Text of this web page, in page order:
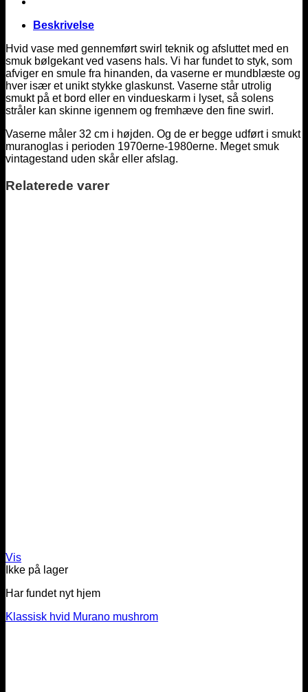
Beskrivelse
Hvid vase med gennemført swirl teknik og afsluttet med en
smuk bølgekant ved vasens hals. Vi har fundet to styk, som
afviger en smule fra hinanden, da vaserne er mundblæste og
hver især et unikt stykke glaskunst. Vaserne står utrolig
smukt på et bord eller en vindueskarm i lyset, så solens
stråler kan skinne igennem og fremhæve den fine swirl.
Vaserne måler 32 cm i højden. Og de er begge udført i smukt
muranoglas i perioden 1970erne-1980erne. Meget smuk
vintagestand uden skår eller afslag.
Relaterede varer
Vis
Ikke på lager
Har fundet nyt hjem
Klassisk hvid Murano mushrom